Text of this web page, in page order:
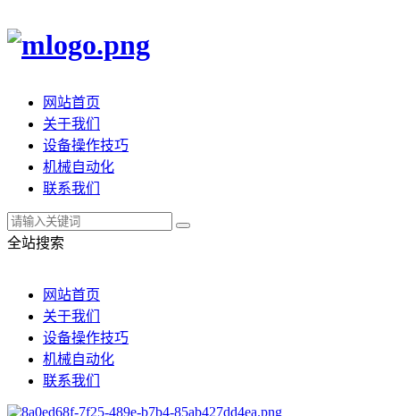
网站首页
关于我们
设备操作技巧
机械自动化
联系我们
全站搜索
网站首页
关于我们
设备操作技巧
机械自动化
联系我们